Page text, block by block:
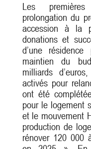
Les
prolongation du
accession à la
donations et
d’une
maintien du
milliards
activés pour
ont été
pour le logement
et le mouvement
production de
rénover 120 000